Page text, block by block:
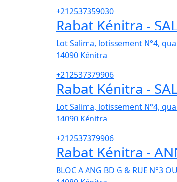
+212537359030
Rabat Kénitra -
Lot Salima, lotissement N°4,
14090 Kénitra
+212537379906
Rabat Kénitra -
Lot Salima, lotissement N°4,
14090 Kénitra
+212537379906
Rabat Kénitra -
BLOC A ANG BD G & RUE N°3